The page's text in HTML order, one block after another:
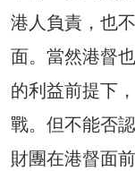
港人負責，也
面。當然港督
的利益前提下
戰。但不能否
財團在港督面